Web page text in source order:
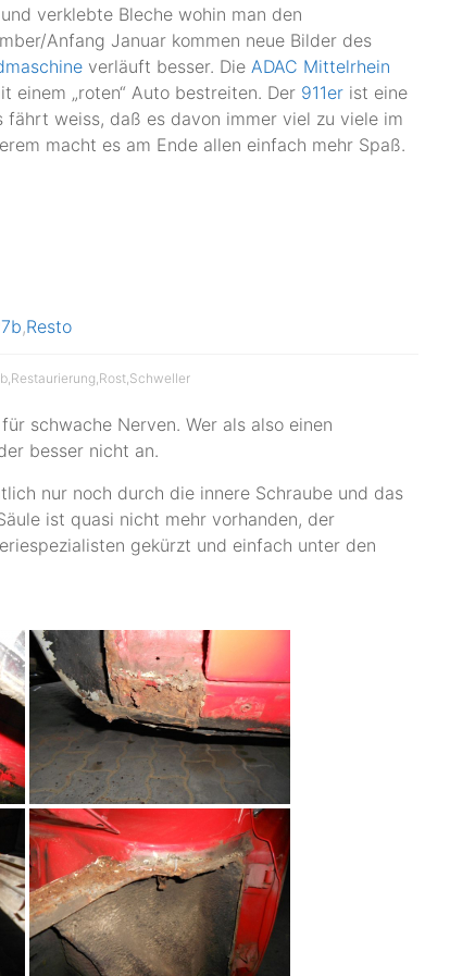
verklebte Bleche wohin man den
Anfang Januar kommen neue Bilder des
verläuft besser. Die ADAC Mittelrhein
einem „roten“ Auto bestreiten. Der 911er ist eine
fährt weiss, daß es davon immer viel zu viele im
macht es am Ende allen einfach mehr Spaß.
,Resto
Restaurierung Rost Schweller
schwache Nerven. Wer als also einen
besser nicht an.
nur noch durch die innere Schraube und das
ist quasi nicht mehr vorhanden, der
gekürzt und einfach unter den